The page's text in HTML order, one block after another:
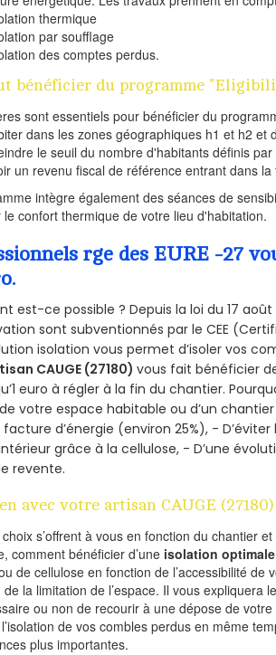
thermique
par soufflage
des comptes perdus.
bénéficier du programme
sont essentiels pour bénéficier du
dans les zones géographiques h1 et h2 et
le seuil du nombre d'habitants définis
un revenu fiscal de référence entrant dans
intègre également des séances de
le confort thermique de votre lieu d'habitation.
rge des EURE -27
est-ce possible ? Depuis la loi du 17
sont subventionnés par le CEE
isolation vous permet d’isoler vos
CAUGE (27180)vous fait bénéficier
euro à régler à la fin du chantier.
de votre espace habitable ou d’un
d’énergie (environ 25%), -
grâce à la cellulose, - D’une
revente.
avec votre artisan CAUGE (27180)
s’offrent à vous en fonction du chantier
comment bénéficier d’une isolation
de cellulose en fonction de l’accessibilité
la limitation de l’espace. Il vous expliquera
ou non de recourir à une dépose de
de vos combles perdus en même
plus importantes.